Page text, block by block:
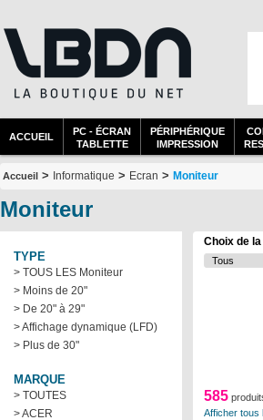
ACCUEIL
PC - ÉCRAN
TABLETTE
PÉRIPHÉRIQUE
IMPRESSION
Accueil > Informatique > Ecran > Moniteur
Moniteur
TYPE
> TOUS LES Moniteur
> Moins de 20"
> De 20" à 29"
> Affichage dynamique (LFD)
> Plus de 30"
MARQUE
> TOUTES
> ACER
Choix de
585
Afficher tous